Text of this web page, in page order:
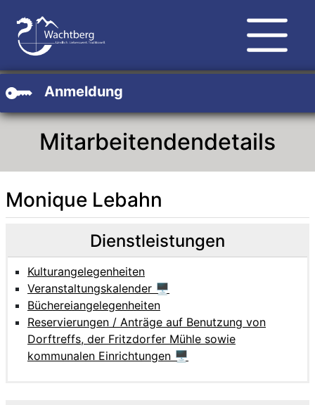
Anmeldung
Mitarbeitendendetails
Monique Lebahn
Beschreibung
Beschreibung Intern
Dienstleistungen
Kulturangelegenheiten
Veranstaltungskalender 🖥
Büchereiangelegenheiten
Reservierungen / Anträge auf Benutzung von
Dorftreffs, der Fritzdorfer Mühle sowie
kommunalen Einrichtungen 🖥